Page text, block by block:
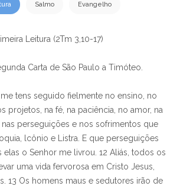
Salmo Evangelho
Leitura (2Tm 3,10-17)
Carta de São Paulo a Timóteo.
tens seguido fielmente no ensino, no
projetos, na fé, na paciência, no amor, na
nas perseguições e nos sofrimentos que
lcônio e Listra. E que perseguições
elas o Senhor me livrou. 12 Aliás, todos os
uma vida fervorosa em Cristo Jesus,
13 Os homens maus e sedutores irão de